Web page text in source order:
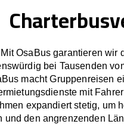
Mit OsaBus garantieren wir
bei Tausenden
macht Gruppenreisen
mit
expandiert stetig, um
und den angrenzenden